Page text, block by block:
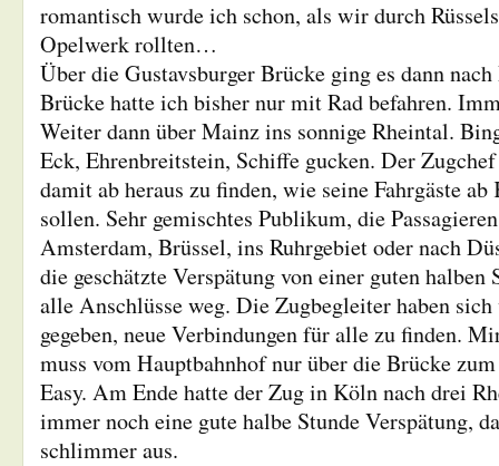
romantisch wurde ich schon, als wir durch
Opelwerk rollten…
Über die Gustavsburger Brücke ging es dann
Brücke hatte ich bisher nur mit Rad befahren.
Weiter dann über Mainz ins sonnige Rheintal.
Eck, Ehrenbreitstein, Schiffe gucken. Der
damit ab heraus zu finden, wie seine Fahrgäste
sollen. Sehr gemischtes Publikum, die
Amsterdam, Brüssel, ins Ruhrgebiet oder nach
die geschätzte Verspätung von einer guten
alle Anschlüsse weg. Die Zugbegleiter haben
gegeben, neue Verbindungen für alle zu finden.
muss vom Hauptbahnhof nur über die Brücke
Easy. Am Ende hatte der Zug in Köln nach drei
immer noch eine gute halbe Stunde Verspätung,
schlimmer aus.